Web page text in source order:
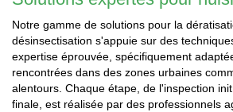
Notre gamme de solutions pour la
désinsectisation s'appuie sur des
expertise éprouvée, spécifiquement
rencontrées dans des zones urbaines
alentours. Chaque étape, de l'inspection
finale, est réalisée par des professionnels